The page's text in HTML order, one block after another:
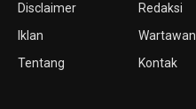
Disclaimer
Iklan
Tentang
Redaksi
Wartawan
Kontak